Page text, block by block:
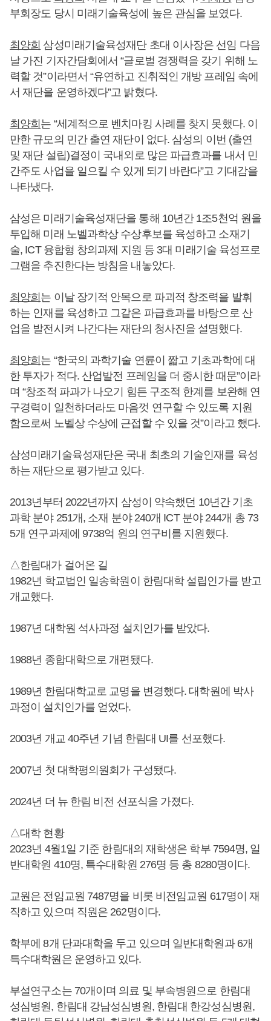
부회장도 당시 미래기술육성에 높은 관심을 보였다.
최양희 삼성미래기술육성재단 초대 이사장은 선임 다음
날 가진 기자간담회에서 “글로벌 경쟁력을 갖기 위해 노
력할 것”이라면서 “유연하고 진취적인 개방 프레임 속에
서 재단을 운영하겠다”고 밝혔다.
최양희 는 “세계적으로 벤치마킹 사례를 찾지 못했다. 이
만한 규모의 민간 출연 재단이 없다. 삼성의 이번 (출연
및 재단 설립)결정이 국내외로 많은 파급효과를 내서 민
간주도 사업을 일으킬 수 있게 되기 바란다”고 기대감을
나타냈다.
삼성은 미래기술육성재단을 통해 10년간 1조5천억 원을
투입해 미래 노벨과학상 수상후보를 육성하고 소재기
술, ICT 융합형 창의과제 지원 등 3대 미래기술 육성프로
그램을 추진한다는 방침을 내놓았다.
최양희 는 이날 장기적 안목으로 파괴적 창조력을 발휘
하는 인재를 육성하고 그같은 파급효과를 바탕으로 산
업을 발전시켜 나간다는 재단의 청사진을 설명했다.
최양희 는 “한국의 과학기술 연륜이 짧고 기초과학에 대
한 투자가 적다. 산업발전 프레임을 더 중시한 때문”이라
며 “창조적 파과가 나오기 힘든 구조적 한계를 보완해 연
구경력이 일천하더라도 마음껏 연구할 수 있도록 지원
함으로써 노벨상 수상에 근접할 수 있을 것”이라고 했다.
삼성미래기술육성재단은 국내 최초의 기술인재를 육성
하는 재단으로 평가받고 있다.
2013년부터 2022년까지 삼성이 약속했던 10년간 기초
과학 분야 251개, 소재 분야 240개 ICT 분야 244개 총 73
5개 연구과제에 9738억 원의 연구비를 지원했다.
△한림대가 걸어온 길
1982년 학교법인 일송학원이 한림대학 설립인가를 받고
개교했다.
1987년 대학원 석사과정 설치인가를 받았다.
1988년 종합대학으로 개편됐다.
1989년 한림대학교로 교명을 변경했다. 대학원에 박사
과정이 설치인가를 얻었다.
2003년 개교 40주년 기념 한림대 UI를 선포했다.
2007년 첫 대학평의원회가 구성됐다.
2024년 더 뉴 한림 비전 선포식을 가졌다.
△대학 현황
2023년 4월1일 기준 한림대의 재학생은 학부 7594명, 일
반대학원 410명, 특수대학원 276명 등 총 8280명이다.
교원은 전임교원 7487명을 비롯 비전임교원 617명이 재
직하고 있으며 직원은 262명이다.
학부에 8개 단과대학을 두고 있으며 일반대학원과 6개
특수대학원은 운영하고 있다.
부설연구소는 70개이며 의료 및 부속병원으로 한림대
성심병원, 한림대 강남성심병원, 한림대 한강성심병원,